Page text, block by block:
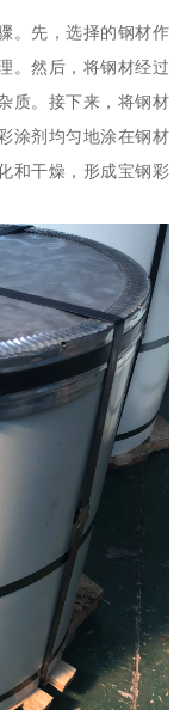
。先，选择的钢材作
。然后，将钢材经过
质。接下来，将钢材
涂剂均匀地涂在钢材
和干燥，形成宝钢彩